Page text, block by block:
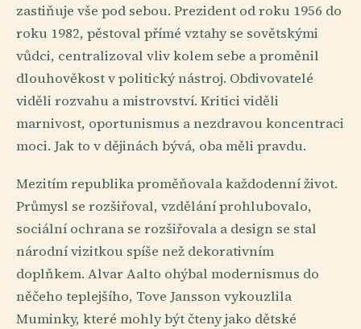
zastiňuje vše pod sebou. Prezident od roku 1956 do
roku 1982, pěstoval přímé vztahy se sovětskými
vůdci, centralizoval vliv kolem sebe a proměnil
dlouhověkost v politický nástroj. Obdivovatelé
viděli rozvahu a mistrovství. Kritici viděli
marnivost, oportunismus a nezdravou koncentraci
moci. Jak to v dějinách bývá, oba měli pravdu.
Mezitím republika proměňovala každodenní život.
Průmysl se rozšiřoval, vzdělání prohlubovalo,
sociální ochrana se rozšiřovala a design se stal
národní vizitkou spíše než dekorativním
doplňkem. Alvar Aalto ohýbal modernismus do
něčeho teplejšího, Tove Jansson vykouzlila
Muminky, které mohly být čteny jako dětské